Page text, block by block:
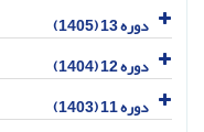
دوره 13 (1405)
دوره 12 (1404)
دوره 11 (1403)